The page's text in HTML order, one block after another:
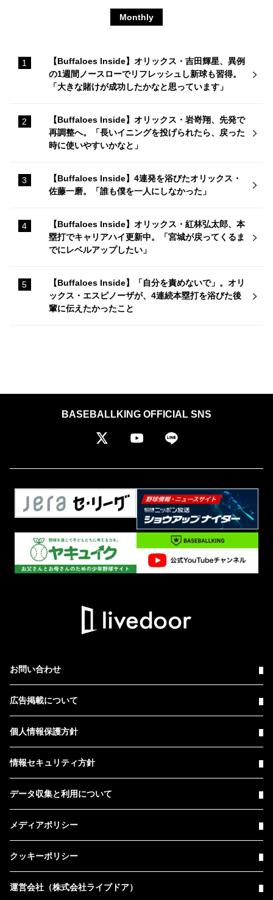
Monthly
【Buffaloes Inside】オリックス・吉田輝星、異例
の1週間ノースローでリフレッシュし新球も習得。
「大きな賭けが成功したかなと思っています」
【Buffaloes Inside】オリックス・岩嵜翔、先発で
再調整へ。「長いイニングを投げられたら、戻った
時に使いやすいかなと」
【Buffaloes Inside】4連発を浴びたオリックス・
佐藤一磨。「誰も僕を一人にしなかった」
【Buffaloes Inside】オリックス・紅林弘太郎、本
塁打でキャリアハイ更新中。「宮城が戻ってくるま
でにレベルアップしたい」
【Buffaloes Inside】「自分を責めないで」。オリ
ックス・エスピノーザが、4連続本塁打を浴びた後
輩に伝えたかったこと
BASEBALLKING OFFICIAL SNS
お問い合わせ
広告掲載について
個人情報保護方針
情報セキュリティ方針
データ収集と利用について
メディアポリシー
クッキーポリシー
運営会社（株式会社ライブドア）